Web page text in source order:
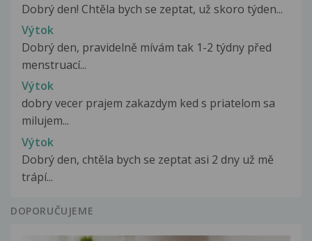
Dobrý den! Chtěla bych se zeptat, už skoro týden...
Výtok
Dobrý den, pravidelně mívám tak 1-2 týdny před
menstruací...
Výtok
dobry vecer prajem zakazdym ked s priatelom sa
milujem...
Výtok
Dobrý den, chtěla bych se zeptat asi 2 dny už mě
trápí...
DOPORUČUJEME